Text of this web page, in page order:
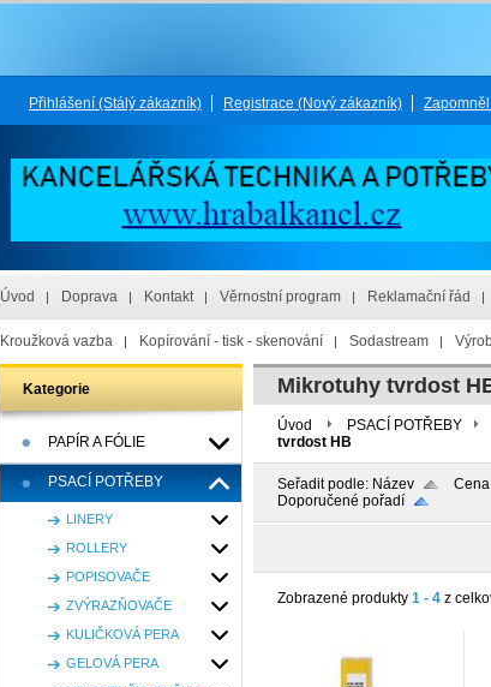
Přihlášení (Stálý zákazník) Registrace (Nový zákazník)
Úvod Doprava Kontakt Věrnostní program Reklamační řád
Kroužková vazba Kopírování - tisk - skenování Sodastream
Kategorie
PAPÍR A FÓLIE
PSACÍ POTŘEBY
LINERY
ROLLERY
POPISOVAČE
ZVÝRAZŇOVAČE
KULIČKOVÁ PERA
GELOVÁ PERA
Mikrotuhy tvrdost
Úvod PSACÍ POTŘEBY
tvrdost HB
Seřadit podle: Název Cena
Doporučené pořadí
Zobrazené produkty 1 - 4 z